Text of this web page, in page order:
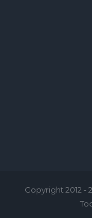
Copyright 2012 -